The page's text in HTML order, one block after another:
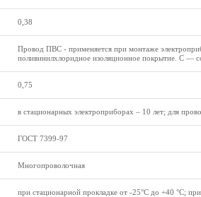
0,38
Провод ПВС - применяется при монтаже
поливинилхлоридное изоляционное покрытие. С —
0,75
в стационарных электроприборах – 10 лет; для
ГОСТ 7399-97
Многопроволочная
при стационарной прокладке от -25°С до +40 °С;